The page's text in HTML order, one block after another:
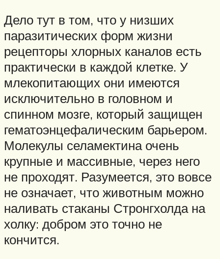
Дело тут в том, что у низших
паразитических форм жизни
рецепторы хлорных каналов есть
практически в каждой клетке. У
млекопитающих они имеются
исключительно в головном и
спинном мозге, который защищен
гематоэнцефалическим барьером.
Молекулы селамектина очень
крупные и массивные, через него
не проходят. Разумеется, это вовсе
не означает, что животным можно
наливать стаканы Стронгхолда на
холку: добром это точно не
кончится.